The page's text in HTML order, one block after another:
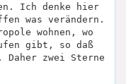
Ich denke hier
was verändern.
wohnen, wo
gibt, so daß
zwei Sterne